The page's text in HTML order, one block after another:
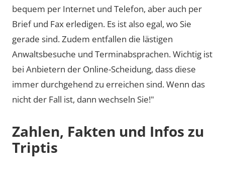
bequem per Internet und Telefon, aber auch per
Brief und Fax erledigen. Es ist also egal, wo Sie
gerade sind. Zudem entfallen die lästigen
Anwaltsbesuche und Terminabsprachen. Wichtig ist
bei Anbietern der Online-Scheidung, dass diese
immer durchgehend zu erreichen sind. Wenn das
nicht der Fall ist, dann wechseln Sie!"
Zahlen, Fakten und Infos zu
Triptis